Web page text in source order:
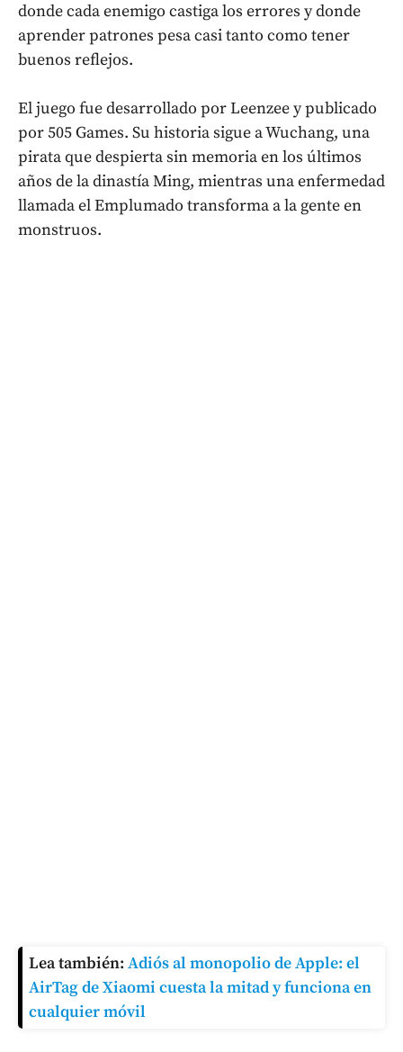
donde cada enemigo castiga los errores y donde
aprender patrones pesa casi tanto como tener
buenos reflejos.
El juego fue desarrollado por Leenzee y publicado
por 505 Games. Su historia sigue a Wuchang, una
pirata que despierta sin memoria en los últimos
años de la dinastía Ming, mientras una enfermedad
llamada el Emplumado transforma a la gente en
monstruos.
Lea también: Adiós al monopolio de Apple: el
AirTag de Xiaomi cuesta la mitad y funciona en
cualquier móvil